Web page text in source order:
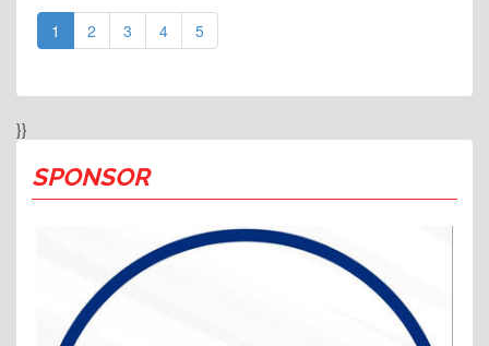
}}
SPONSOR
1 2 3 4 5